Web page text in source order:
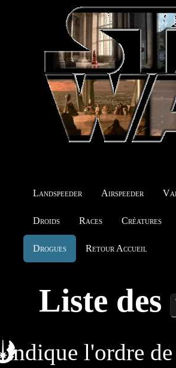
Landspeeder Airspeeder
Droids Races Créatures
Drogues Retour Accueil
Liste des
indique l'ordre